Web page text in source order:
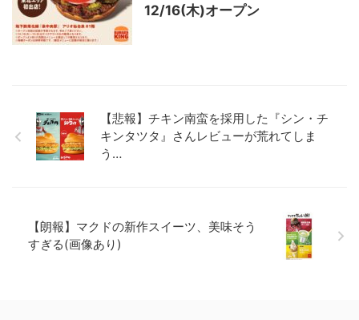
12/16(木)オープン
【悲報】チキン南蛮を採用した『シン・チ
キンタツタ』さんレビューが荒れてしま
う…
【朗報】マクドの新作スイーツ、美味そう
すぎる(画像あり)